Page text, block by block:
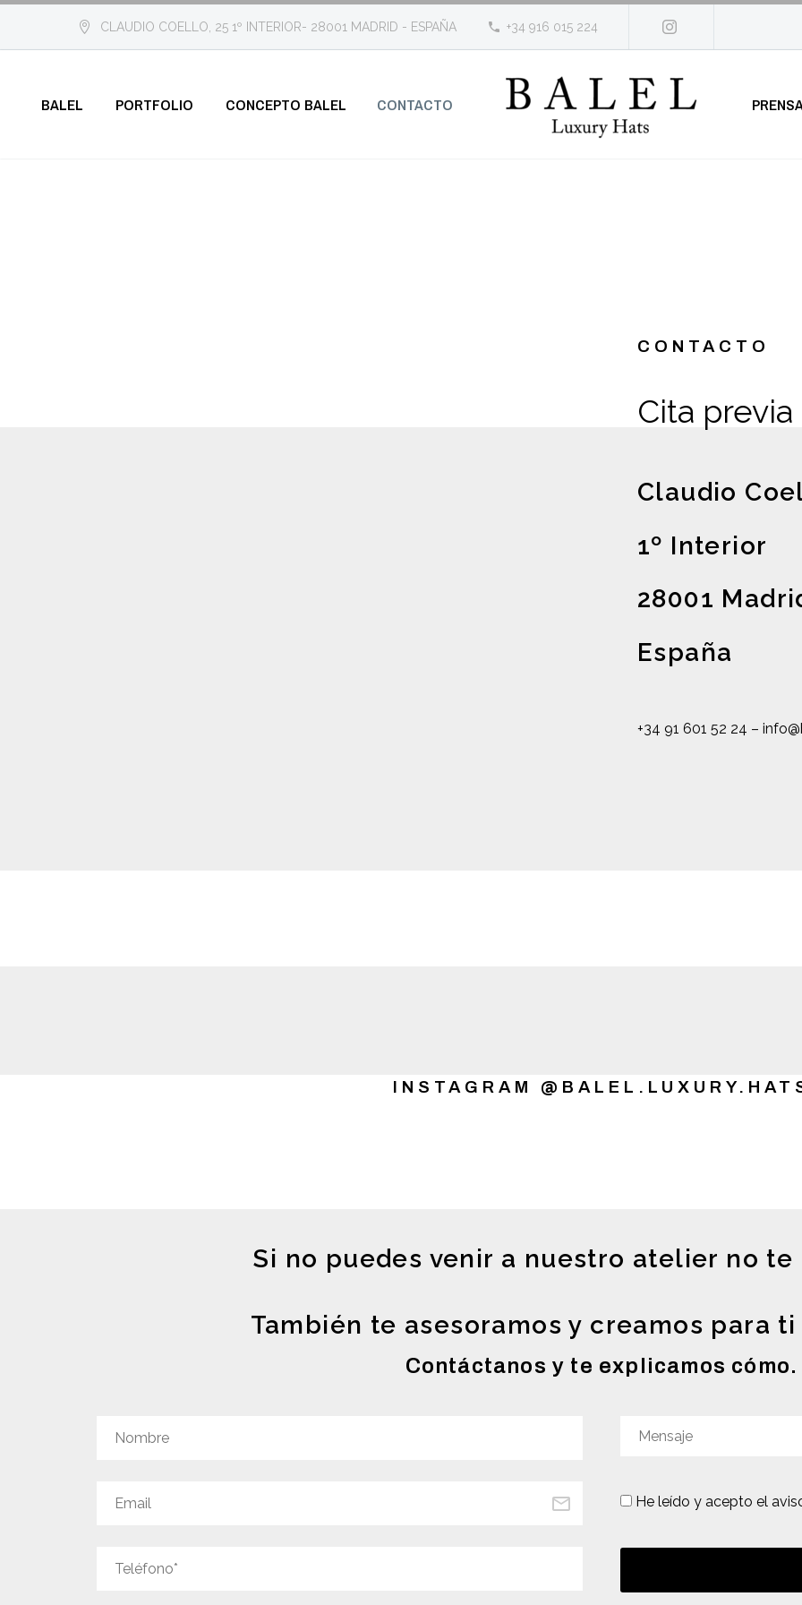
CLAUDIO COELLO, 25 1º INTERIOR- 28001 MADRID - ESPAÑA +34 916 015 224
BALEL PORTFOLIO CONCEPTO BALEL CONTACTO
CONTACTO
Cita previa
Claudio
1º Interior
28001
España
+34 91 601 52 24 –
INSTAGRAM
Si no puedes venir a nuestro atelier no
También te asesoramos y creamos para
Contáctanos y te explicamos cómo.
He leído y acepto el